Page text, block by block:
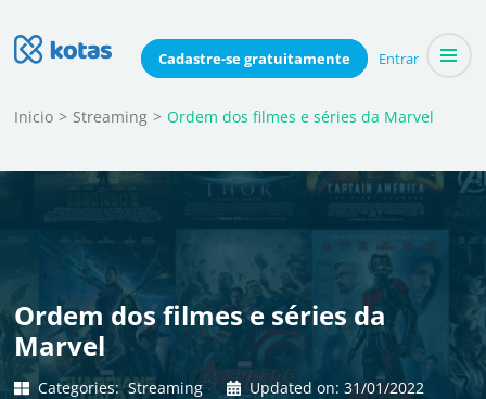
Cadastre-segratuitamente Entrar
to
(Press
Blog do Kotas
Dicas e conteúdo relevante para economizar coletivamente
Inicio > Streaming > Ordem dos filmes e séries da Marvel
Ordem dos filmes e séries da
Marvel
Categories: Streaming Updated on: 31/01/2022